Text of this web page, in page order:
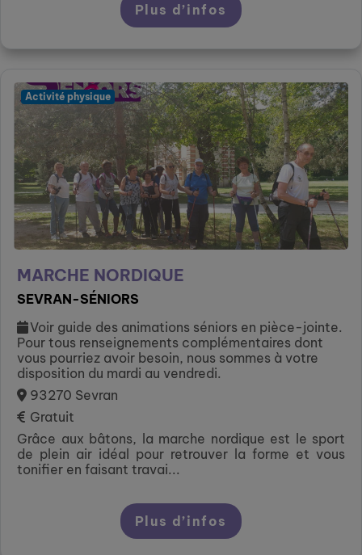
Plus d’infos
Activité physique
MARCHE NORDIQUE
SEVRAN-SÉNIORS
Voir guide des animations séniors en pièce-jointe.
Pour tous renseignements complémentaires dont
vous pourriez avoir besoin, nous sommes à votre
disposition du mardi au vendredi.
93270 Sevran
Gratuit
Grâce aux bâtons, la marche nordique est le sport
de plein air idéal pour retrouver la forme et vous
tonifier en faisant travai...
Plus d’infos